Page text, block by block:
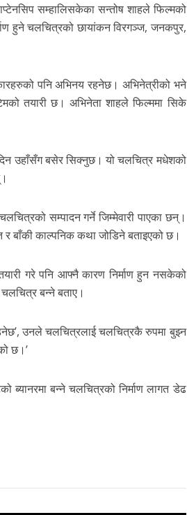
सम्हालिसकेका सन्तोष शाहले फिल्मको
हुने चलचित्रको छायांकन विरगञ्ज, जनकपुर,
पनि अभिनय रहनेछ। अभिनेत्रीको भने
तयारी छ। अभिनेता शाहले फिल्ममा सिके
उहाँसँग बसेर सिक्नुछ। यो चलचित्र मधेशको
सम्पादन गर्ने जिम्मेवारी पाएका छन्।
र बाँकी काल्पनिक कथा जोडिने बताइएको छ।
गरे पनि आफ्नै कारण निर्माण हुन नसकेको
बन्ने बताए।
उनले चलचित्रलाई चलचित्रकै रुपमा बुझ्न
छ।’
ब्यानरमा बन्ने चलचित्रको निर्माण लागत डेढ